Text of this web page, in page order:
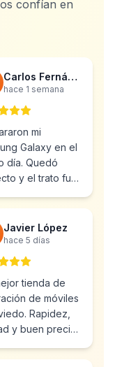
confían en
Carlos Fernández
hace 1 semana
mi
Galaxy en el
día. Quedó
y el trato fue
”
Javier López
hace 5 días
tienda de
de móviles
Rapidez,
y buen precio.